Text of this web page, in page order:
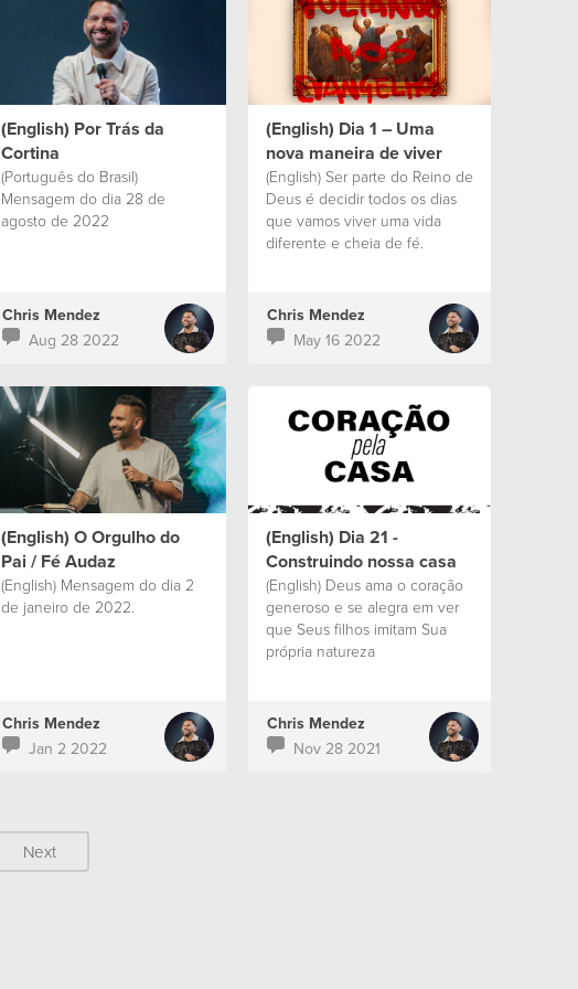
(English) Por Trás da
Cortina
(Português do Brasil)
Mensagem do dia 28 de
agosto de 2022
Chris Mendez
Aug 28 2022
(English) Dia 1 – Uma
nova maneira de viver
(English) Ser parte do Reino de
Deus é decidir todos os dias
que vamos viver uma vida
diferente e cheia de fé.
Chris Mendez
May 16 2022
(English) O Orgulho do
Pai / Fé Audaz
(English) Mensagem do dia 2
de janeiro de 2022.
Chris Mendez
Jan 2 2022
(English) Dia 21 -
Construindo nossa casa
(English) Deus ama o coração
generoso e se alegra em ver
que Seus filhos imitam Sua
própria natureza
Chris Mendez
Nov 28 2021
Next